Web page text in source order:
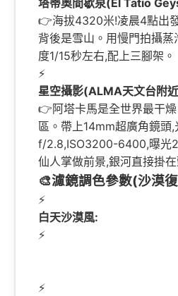
塔蒂奧間歇泉(El Tatio
👉海拔4320米!凌晨4點出
背後是雪山。用慢門拍攝
度1/15秒左右,配上三腳架。
⚡
星空攝影(ALMA天文台附
👉阿塔卡馬是全世界最干
區。帶上14mm超廣角鏡頭
f/2.8,ISO3200-6400,曝光
仙人掌做前景,銀河直接掛
🎨濾鏡調色參數(沙漠
⚡
白天沙漠風:
⚡
⚡